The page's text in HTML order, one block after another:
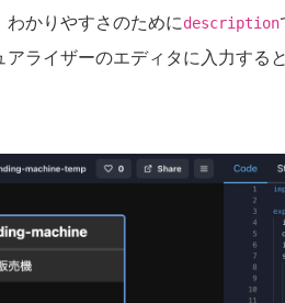
わかりやすさのためにdescription
アライザーのエディタに入力する